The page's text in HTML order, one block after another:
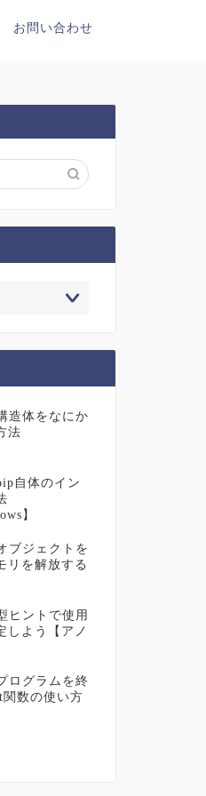
お問い合わせ
造体をなにか
法
自体のイン
】
ブジェクトを
リを解放する
ヒントで使用
しよう【アノ
ログラムを終
数の使い方